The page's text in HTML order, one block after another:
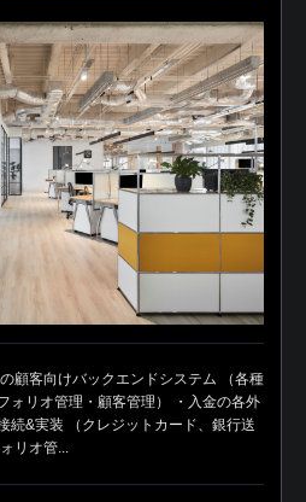
の顧客向けバックエンドシステム （各種
ォリオ管理・顧客管理） ・入金の各外
続&実装 （クレジットカード、銀行送
リオ管...